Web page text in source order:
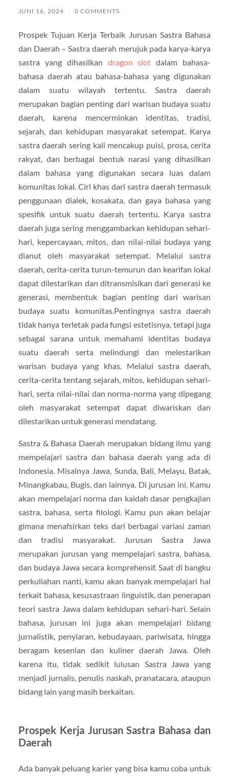
JUNI 16, 2024 / 0 COMMENTS
Prospek Tujuan Kerja Terbaik Jurusan Sastra Bahasa
dan Daerah – Sastra daerah merujuk pada karya-karya
sastra yang dihasilkan dragon slot dalam bahasa-
bahasa daerah atau bahasa-bahasa yang digunakan
dalam suatu wilayah tertentu. Sastra daerah
merupakan bagian penting dari warisan budaya suatu
daerah, karena mencerminkan identitas, tradisi,
sejarah, dan kehidupan masyarakat setempat. Karya
sastra daerah sering kali mencakup puisi, prosa, cerita
rakyat, dan berbagai bentuk narasi yang dihasilkan
dalam bahasa yang digunakan secara luas dalam
komunitas lokal. Ciri khas dari sastra daerah termasuk
penggunaan dialek, kosakata, dan gaya bahasa yang
spesifik untuk suatu daerah tertentu. Karya sastra
daerah juga sering menggambarkan kehidupan sehari-
hari, kepercayaan, mitos, dan nilai-nilai budaya yang
dianut oleh masyarakat setempat. Melalui sastra
daerah, cerita-cerita turun-temurun dan kearifan lokal
dapat dilestarikan dan ditransmisikan dari generasi ke
generasi, membentuk bagian penting dari warisan
budaya suatu komunitas.Pentingnya sastra daerah
tidak hanya terletak pada fungsi estetisnya, tetapi juga
sebagai sarana untuk memahami identitas budaya
suatu daerah serta melindungi dan melestarikan
warisan budaya yang khas. Melalui sastra daerah,
cerita-cerita tentang sejarah, mitos, kehidupan sehari-
hari, serta nilai-nilai dan norma-norma yang dipegang
oleh masyarakat setempat dapat diwariskan dan
dilestarikan untuk generasi mendatang.
Sastra & Bahasa Daerah merupakan bidang ilmu yang
mempelajari sastra dan bahasa daerah yang ada di
Indonesia. Misalnya Jawa, Sunda, Bali, Melayu, Batak,
Minangkabau, Bugis, dan lainnya. Di jurusan ini, Kamu
akan mempelajari norma dan kaidah dasar pengkajian
sastra, bahasa, serta filologi. Kamu pun akan belajar
gimana menafsirkan teks dari berbagai variasi zaman
dan tradisi masyarakat. Jurusan Sastra Jawa
merupakan jurusan yang mempelajari sastra, bahasa,
dan budaya Jawa secara komprehensif. Saat di bangku
perkuliahan nanti, kamu akan banyak mempelajari hal
terkait bahasa, kesusastraan linguistik, dan penerapan
teori sastra Jawa dalam kehidupan sehari-hari. Selain
bahasa, jurusan ini juga akan mempelajari bidang
jurnalistik, penyiaran, kebudayaan, pariwisata, hingga
beragam kesenian dan kuliner daerah Jawa. Oleh
karena itu, tidak sedikit lulusan Sastra Jawa yang
menjadi jurnalis, penulis naskah, pranatacara, ataupun
bidang lain yang masih berkaitan.
Prospek Kerja Jurusan Sastra Bahasa dan
Daerah
Ada banyak peluang karier yang bisa kamu coba untuk